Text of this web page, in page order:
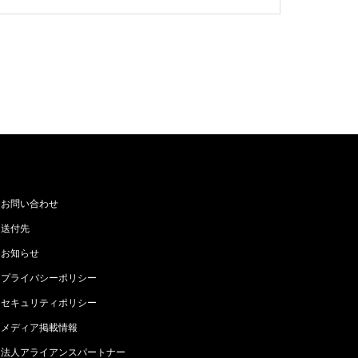
お問い合わせ
送付先
お知らせ
プライバシーポリシー
セキュリティポリシー
メディア掲載情報
法人アライアンスパートナー